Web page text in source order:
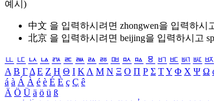
예시)
中文 을 입력하시려면 zhongwen을 입력하시
北京 을 입력하시려면 beijing을 입력하시고
ㅥ ㅦ ㅧ ㅨ ㅩ ㅪ ㅫ ㅬ ㅭ ㅮ ㅯ ㅰ ㅱ ㅲ ㅳ ㅴ ㅵ ㅶ
Α Β ΓΔ Ε Ζ Η Θ Ι ΚΛ Μ Ν Ξ Ο Π Ρ Σ ΤΥ Φ Χ Ψ Ω
á à Á À é è É È ç Ç ê
Ä Ö Ü ä ö ü ß